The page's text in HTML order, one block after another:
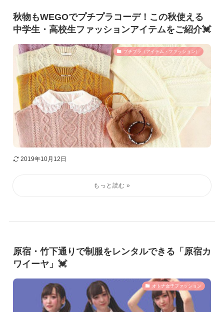
秋物もWEGOでプチプラコーデ！この秋使える
中学生・高校生ファッションアイテムをご紹介💓
プチプラ（アイテム・ファッション）
2019年10月12日
原宿・竹下通りで制服をレンタルできる「原宿カ
ワイーヤ」💓
オトナ女子ファッション